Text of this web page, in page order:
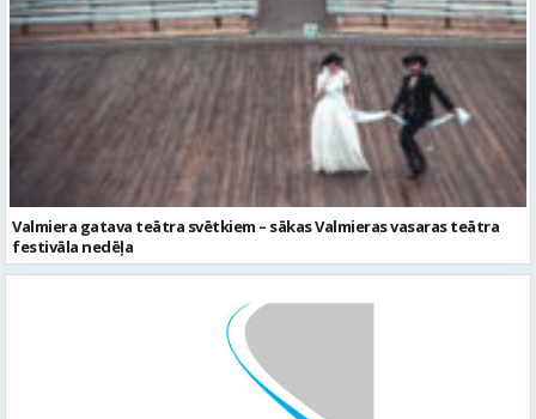
Valmiera gatava teātra svētkiem – sākas Valmieras vasaras teātra
festivāla nedēļa